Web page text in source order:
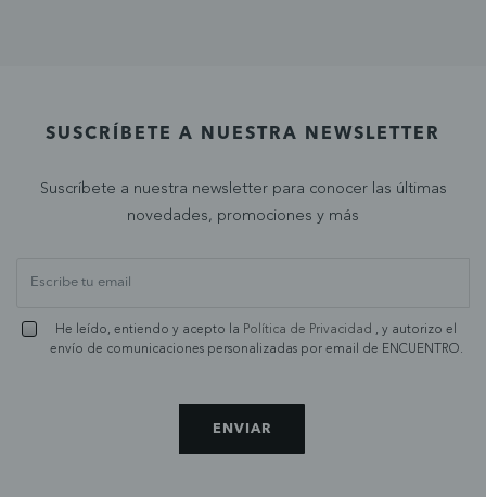
SUSCRÍBETE A NUESTRA NEWSLETTER
Suscríbete a nuestra newsletter para conocer las últimas
novedades, promociones y más
He leído, entiendo y acepto la Política de Privacidad , y autorizo el
envío de comunicaciones personalizadas por email de ENCUENTRO.
ENVIAR